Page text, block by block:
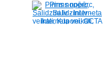
Pirms nopērc,
Salidzini.lv - Interneta
veikali, Kuponi, OCTA